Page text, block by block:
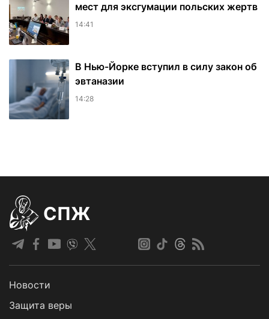
мест для эксгумации польских жертв
14:41
В Нью-Йорке вступил в силу закон об
эвтаназии
14:28
СПЖ
Новости
Защита веры